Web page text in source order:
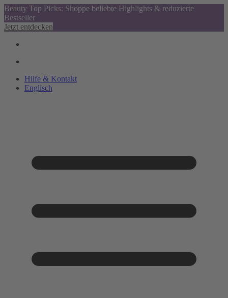
Beauty Top Picks: Shoppe beliebte Highlights & reduzierte
Bestseller
Jetzt entdecken
Hilfe & Kontakt
Englisch